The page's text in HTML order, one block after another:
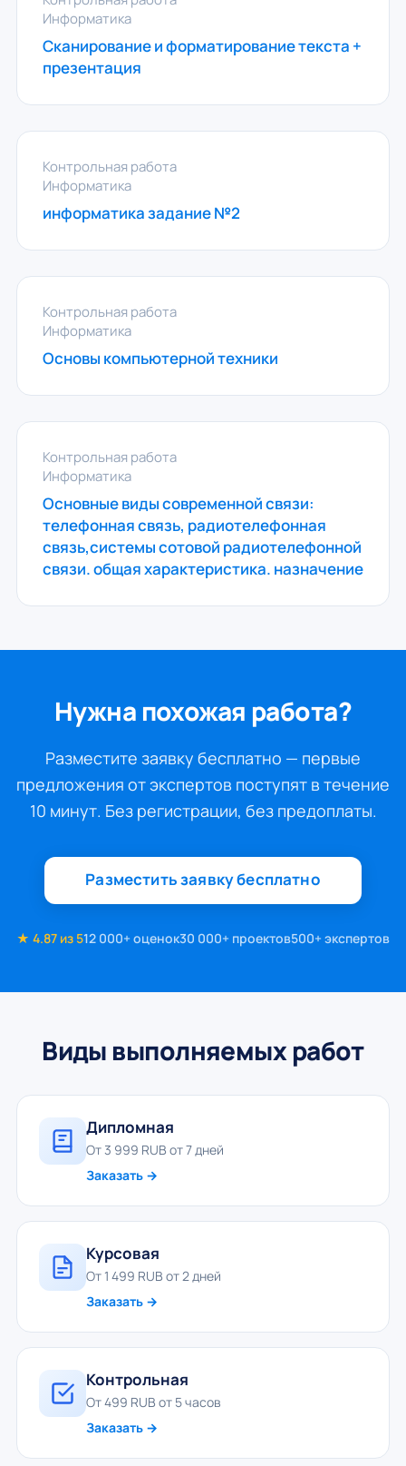
Информатика
Сканирование и форматирование текста +
презентация
Контрольная работа
Информатика
информатика задание №2
Контрольная работа
Информатика
Основы компьютерной техники
Контрольная работа
Информатика
Основные виды современной связи:
телефонная связь, радиотелефонная
связь,системы сотовой радиотелефонной
связи. общая характеристика. назначение
Нужна похожая работа?
Разместите заявку бесплатно — первые
предложения от экспертов поступят в течение
10 минут. Без регистрации, без предоплаты.
Разместить заявку бесплатно
★ 4.87 из 512 000+ оценок30 000+ проектов500+ экспертов
Виды выполняемых работ
Дипломная
От 3 999 RUB от 7 дней
Заказать →
Курсовая
От 1 499 RUB от 2 дней
Заказать →
Контрольная
От 499 RUB от 5 часов
Заказать →